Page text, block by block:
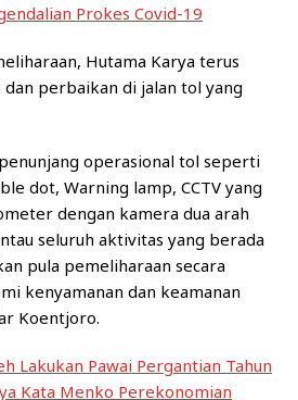
Prokes Covid-19
Hutama Karya terus
perbaikan di jalan tol yang
operasional tol seperti
dot, Warning lamp, CCTV yang
dengan kamera dua arah
seluruh aktivitas yang berada
pula pemeliharaan secara
kenyamanan dan keamanan
Koentjoro.
Lakukan Pawai Pergantian Tahun
Kata Menko Perekonomian